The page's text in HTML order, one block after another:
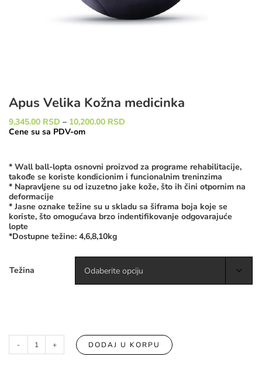
Apus Velika Kožna medicinka
9,345.00 RSD – 10,200.00 RSD
10,200.00 RSD
Cene su sa PDV-om
* Wall ball-lopta osnovni proizvod za programe rehabilitacije,
takođe se koriste kondicionim i funcionalnim treninzima
* Napravljene su od izuzetno jake kože, što ih čini otpornim na
deformacije
* Jasne oznake težine su u skladu sa šiframa boja koje se
koriste, što omogućava brzo indentifikovanje odgovarajuće
lopte
*Dostupne težine: 4,6,8,10kg
Težina 
Apus
DODAJ U KORPU